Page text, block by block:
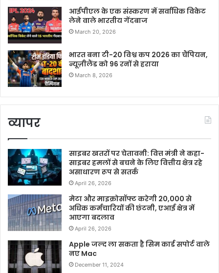
आईपीएल के एक संस्करण में सर्वाधिक विकेट
लेने वाले भारतीय गेंदबाज
March 20, 2026
भारत बना टी-20 विश्व कप 2026 का चैंपियन,
न्यूज़ीलैंड को 96 रनों से हराया
March 8, 2026
व्यापर
साइबर खतरों पर चेतावनी: वित्त मंत्री ने कहा-
साइबर हमलों से बचने के लिए वित्तीय क्षेत्र रहे
असाधारण रूप से सतर्क
April 26, 2026
मेटा और माइक्रोसॉफ्ट करेगी 20,000 से
अधिक कर्मचारियों की छंटनी, एआई क्षेत्र में
आएगा बदलाव
April 26, 2026
Apple जल्द ला सकता है सिम कार्ड सपोर्ट वाले
नए Mac
December 11, 2024